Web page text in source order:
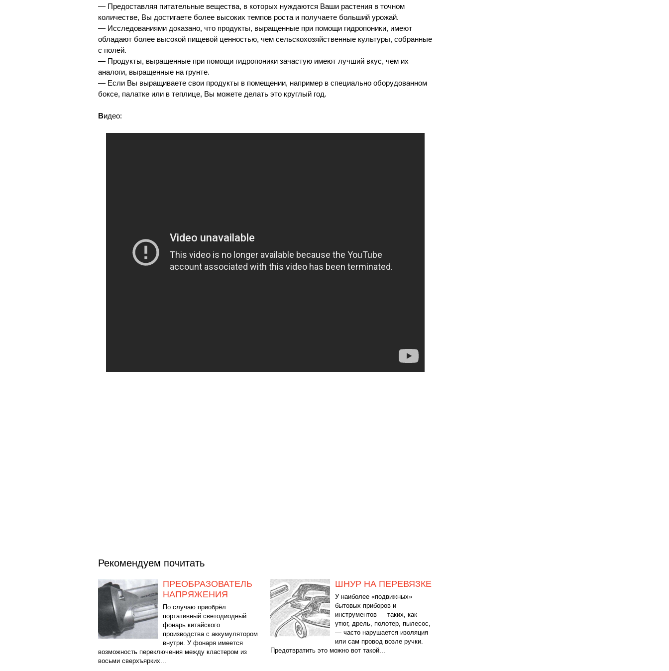
— Предоставляя питательные вещества, в которых нуждаются Ваши растения в точном
количестве, Вы достигаете более высоких темпов роста и получаете больший урожай.
— Исследованиями доказано, что продукты, выращенные при помощи гидропоники, имеют
обладают более высокой пищевой ценностью, чем сельскохозяйственные культуры, собранные
с полей.
— Продукты, выращенные при помощи гидропоники зачастую имеют лучший вкус, чем их
аналоги, выращенные на грунте.
— Если Вы выращиваете свои продукты в помещении, например в специально оборудованном
боксе, палатке или в теплице, Вы можете делать это круглый год.
Видео:
Рекомендуем почитать
ПРЕОБРАЗОВАТЕЛЬ
НАПРЯЖЕНИЯ
По случаю приобрёл
портативный светодиодный
фонарь китайского
производства с аккумулятором
внутри. У фонаря имеется
возможность переключения между кластером из
восьми сверхъярких...
ШНУР НА ПЕРЕВЯЗКЕ
У наиболее «подвижных»
бытовых приборов и
инструментов — таких, как
утюг, дрель, полотер, пылесос,
— часто нарушается изоляция
или сам провод возле ручки.
Предотвратить это можно вот такой...